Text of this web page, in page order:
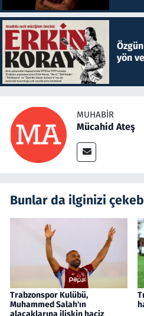
yön
MUHABIR
Mücahid Ateş
Bunlar da ilginizi
Trabzonspor Kulübü,
Muhammed Salah'ın